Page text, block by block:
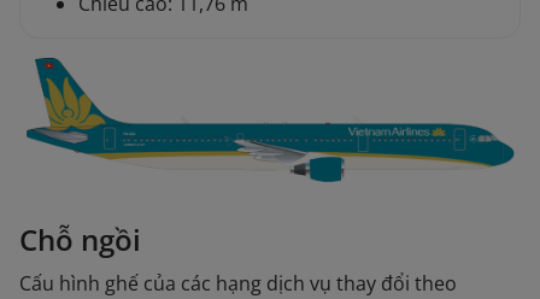
Chỗ ngồi
Cấu hình ghế của các hạng dịch vụ thay đổi theo